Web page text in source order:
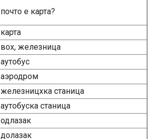
почто е карта?
карта
вох, железница
аутобус
аэродром
железницхка станица
аутобуска станица
одлазак
долазак